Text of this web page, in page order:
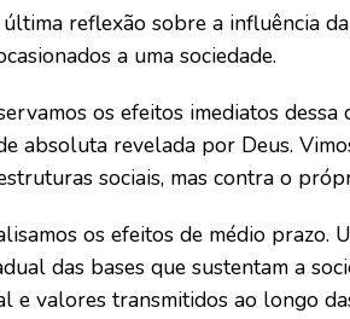
reflexão sobre a influência
a uma sociedade.
os efeitos imediatos dessa
absoluta revelada por Deus.
sociais, mas contra o
os efeitos de médio prazo.
das bases que sustentam a
e valores transmitidos ao longo